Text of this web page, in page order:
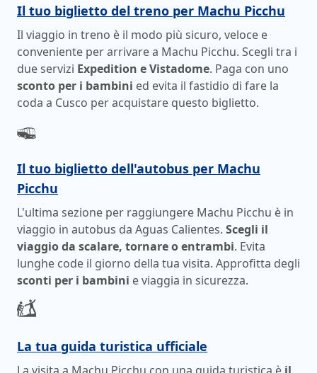
Il tuo biglietto del treno per Machu Picchu
Il viaggio in treno è il modo più sicuro, veloce e
conveniente per arrivare a Machu Picchu. Scegli tra i
due servizi Expedition e Vistadome. Paga con uno
sconto per i bambini ed evita il fastidio di fare la
coda a Cusco per acquistare questo biglietto.
Il tuo biglietto dell'autobus per Machu
Picchu
L'ultima sezione per raggiungere Machu Picchu è in
viaggio in autobus da Aguas Calientes. Scegli il
viaggio da scalare, tornare o entrambi. Evita
lunghe code il giorno della tua visita. Approfitta degli
sconti per i bambini e viaggia in sicurezza.
La tua guida turistica ufficiale